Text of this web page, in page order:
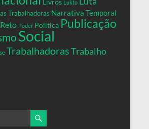
Livros Lukto
Trabalhadoras Narrativa Temporal
Poder Política Publicação
Social
TrabalhadorasTrabalho